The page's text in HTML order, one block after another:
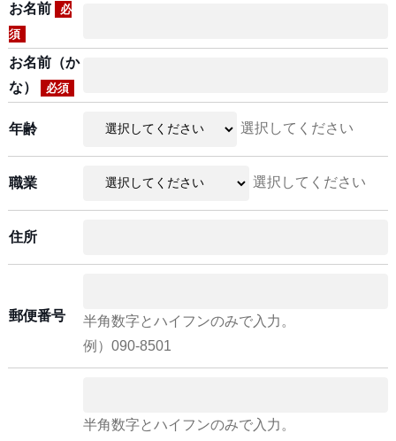
お名前
必
須
お名前（か
な）
必須
年齢 選択してください
職業 選択してください
住所
郵便番号
半角数字とハイフンのみで入力。
例）090-8501
半角数字とハイフンのみで入力。